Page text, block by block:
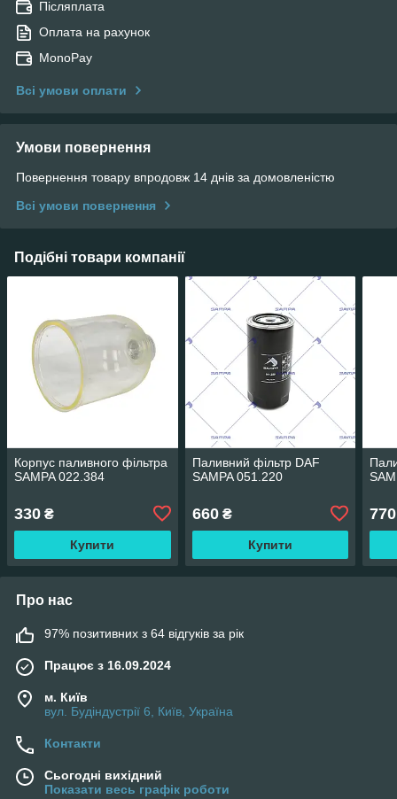
Післяплата
Оплата на рахунок
MonoPay
Всі умови оплати
Умови повернення
Повернення товару впродовж 14 днів за домовленістю
Всі умови повернення
Подібні товари компанії
Корпус паливного фільтра
SAMPA 022.384
330 ₴
Купити
Паливний фільтр DAF
SAMPA 051.220
660₴
Купити
770
Про нас
97% позитивних з 64 відгуків за рік
Працює з 16.09.2024
м. Київ
вул. Будіндустрії 6, Київ, Україна
Контакти
Сьогодні вихідний
Показати весь графік роботи